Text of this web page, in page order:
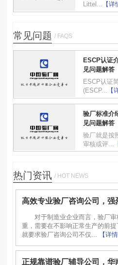
Littel... 【详
常见问题 / FAQS
ESCP认证
见问题解答
ESCP认证
(ESCP... 【
验厂标准介
见问题解答
验厂就是按
审核或评...
热门资讯 / HOT NEWS
高效专业验厂咨询公司，强
对于制造业企业而言，验厂
重，需要在不影响正常生产的前
就要求验厂咨询公司不仅...
【详情
正规靠谱验厂辅导公司，华